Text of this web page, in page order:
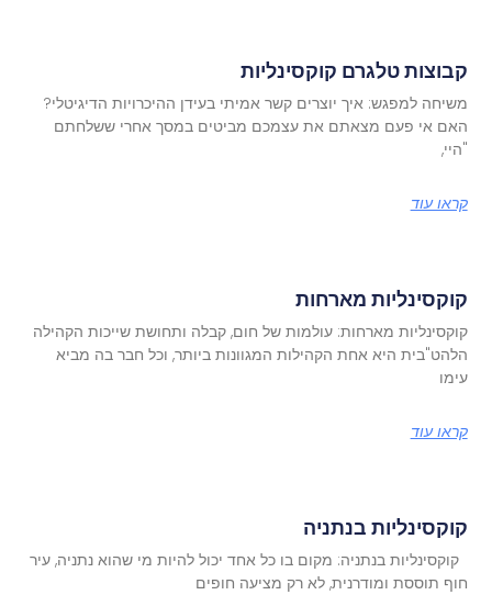
קבוצות טלגרם קוקסינליות
משיחה למפגש: איך יוצרים קשר אמיתי בעידן ההיכרויות הדיגיטלי?
האם אי פעם מצאתם את עצמכם מביטים במסך אחרי ששלחתם
"היי,
קראו עוד
קוקסינליות מארחות
קוקסינליות מארחות: עולמות של חום, קבלה ותחושת שייכות הקהילה
הלהט"בית היא אחת הקהילות המגוונות ביותר, וכל חבר בה מביא
עימו
קראו עוד
קוקסינליות בנתניה
קוקסינליות בנתניה: מקום בו כל אחד יכול להיות מי שהוא נתניה, עיר
חוף תוססת ומודרנית, לא רק מציעה חופים